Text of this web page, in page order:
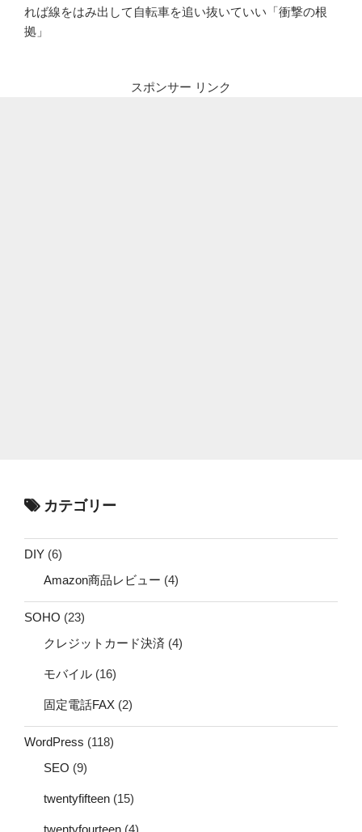
れば線をはみ出して自転車を追い抜いていい「衝撃の根
拠」
スポンサー リンク
カテゴリー
DIY (6)
Amazon商品レビュー (4)
SOHO (23)
クレジットカード決済 (4)
モバイル (16)
固定電話FAX (2)
WordPress (118)
SEO (9)
twentyfifteen (15)
twentyfourteen (4)